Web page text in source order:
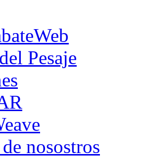
Pesaje
nosostros